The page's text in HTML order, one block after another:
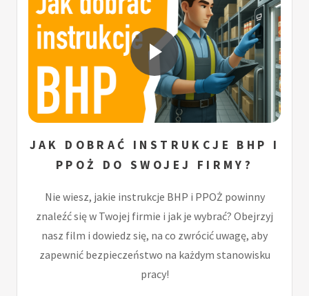
JAK DOBRAĆ INSTRUKCJE BHP I
PPOŻ DO SWOJEJ FIRMY?
Nie wiesz, jakie instrukcje BHP i PPOŻ powinny
znaleźć się w Twojej firmie i jak je wybrać? Obejrzyj
nasz film i dowiedz się, na co zwrócić uwagę, aby
zapewnić bezpieczeństwo na każdym stanowisku
pracy!